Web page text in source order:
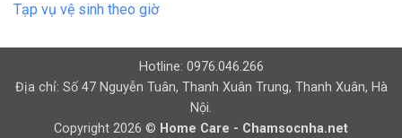
Tạp vụ vệ sinh theo giờ
Hotline: 0976.046.266
Địa chỉ: Số 47 Nguyễn Tuân, Thanh Xuân Trung, Thanh Xuân, Hà
Nội.
Copyright 2026 © Home Care - Chamsocnha.net